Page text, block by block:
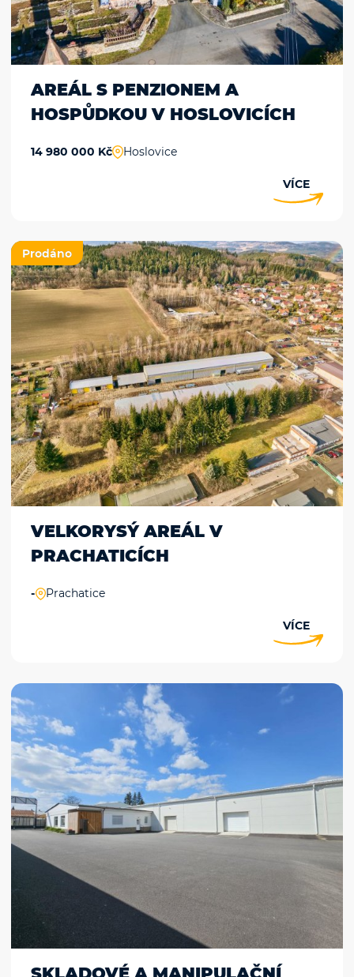
AREÁL S PENZIONEM A
HOSPŮDKOU V HOSLOVICÍCH
14 980 000 Kč Hoslovice
VÍCE
Prodáno
VELKORYSÝ AREÁL V
PRACHATICÍCH
- Prachatice
VÍCE
Přihlásit k
Souhlasím szpracováním osobních údajů
Odeslat